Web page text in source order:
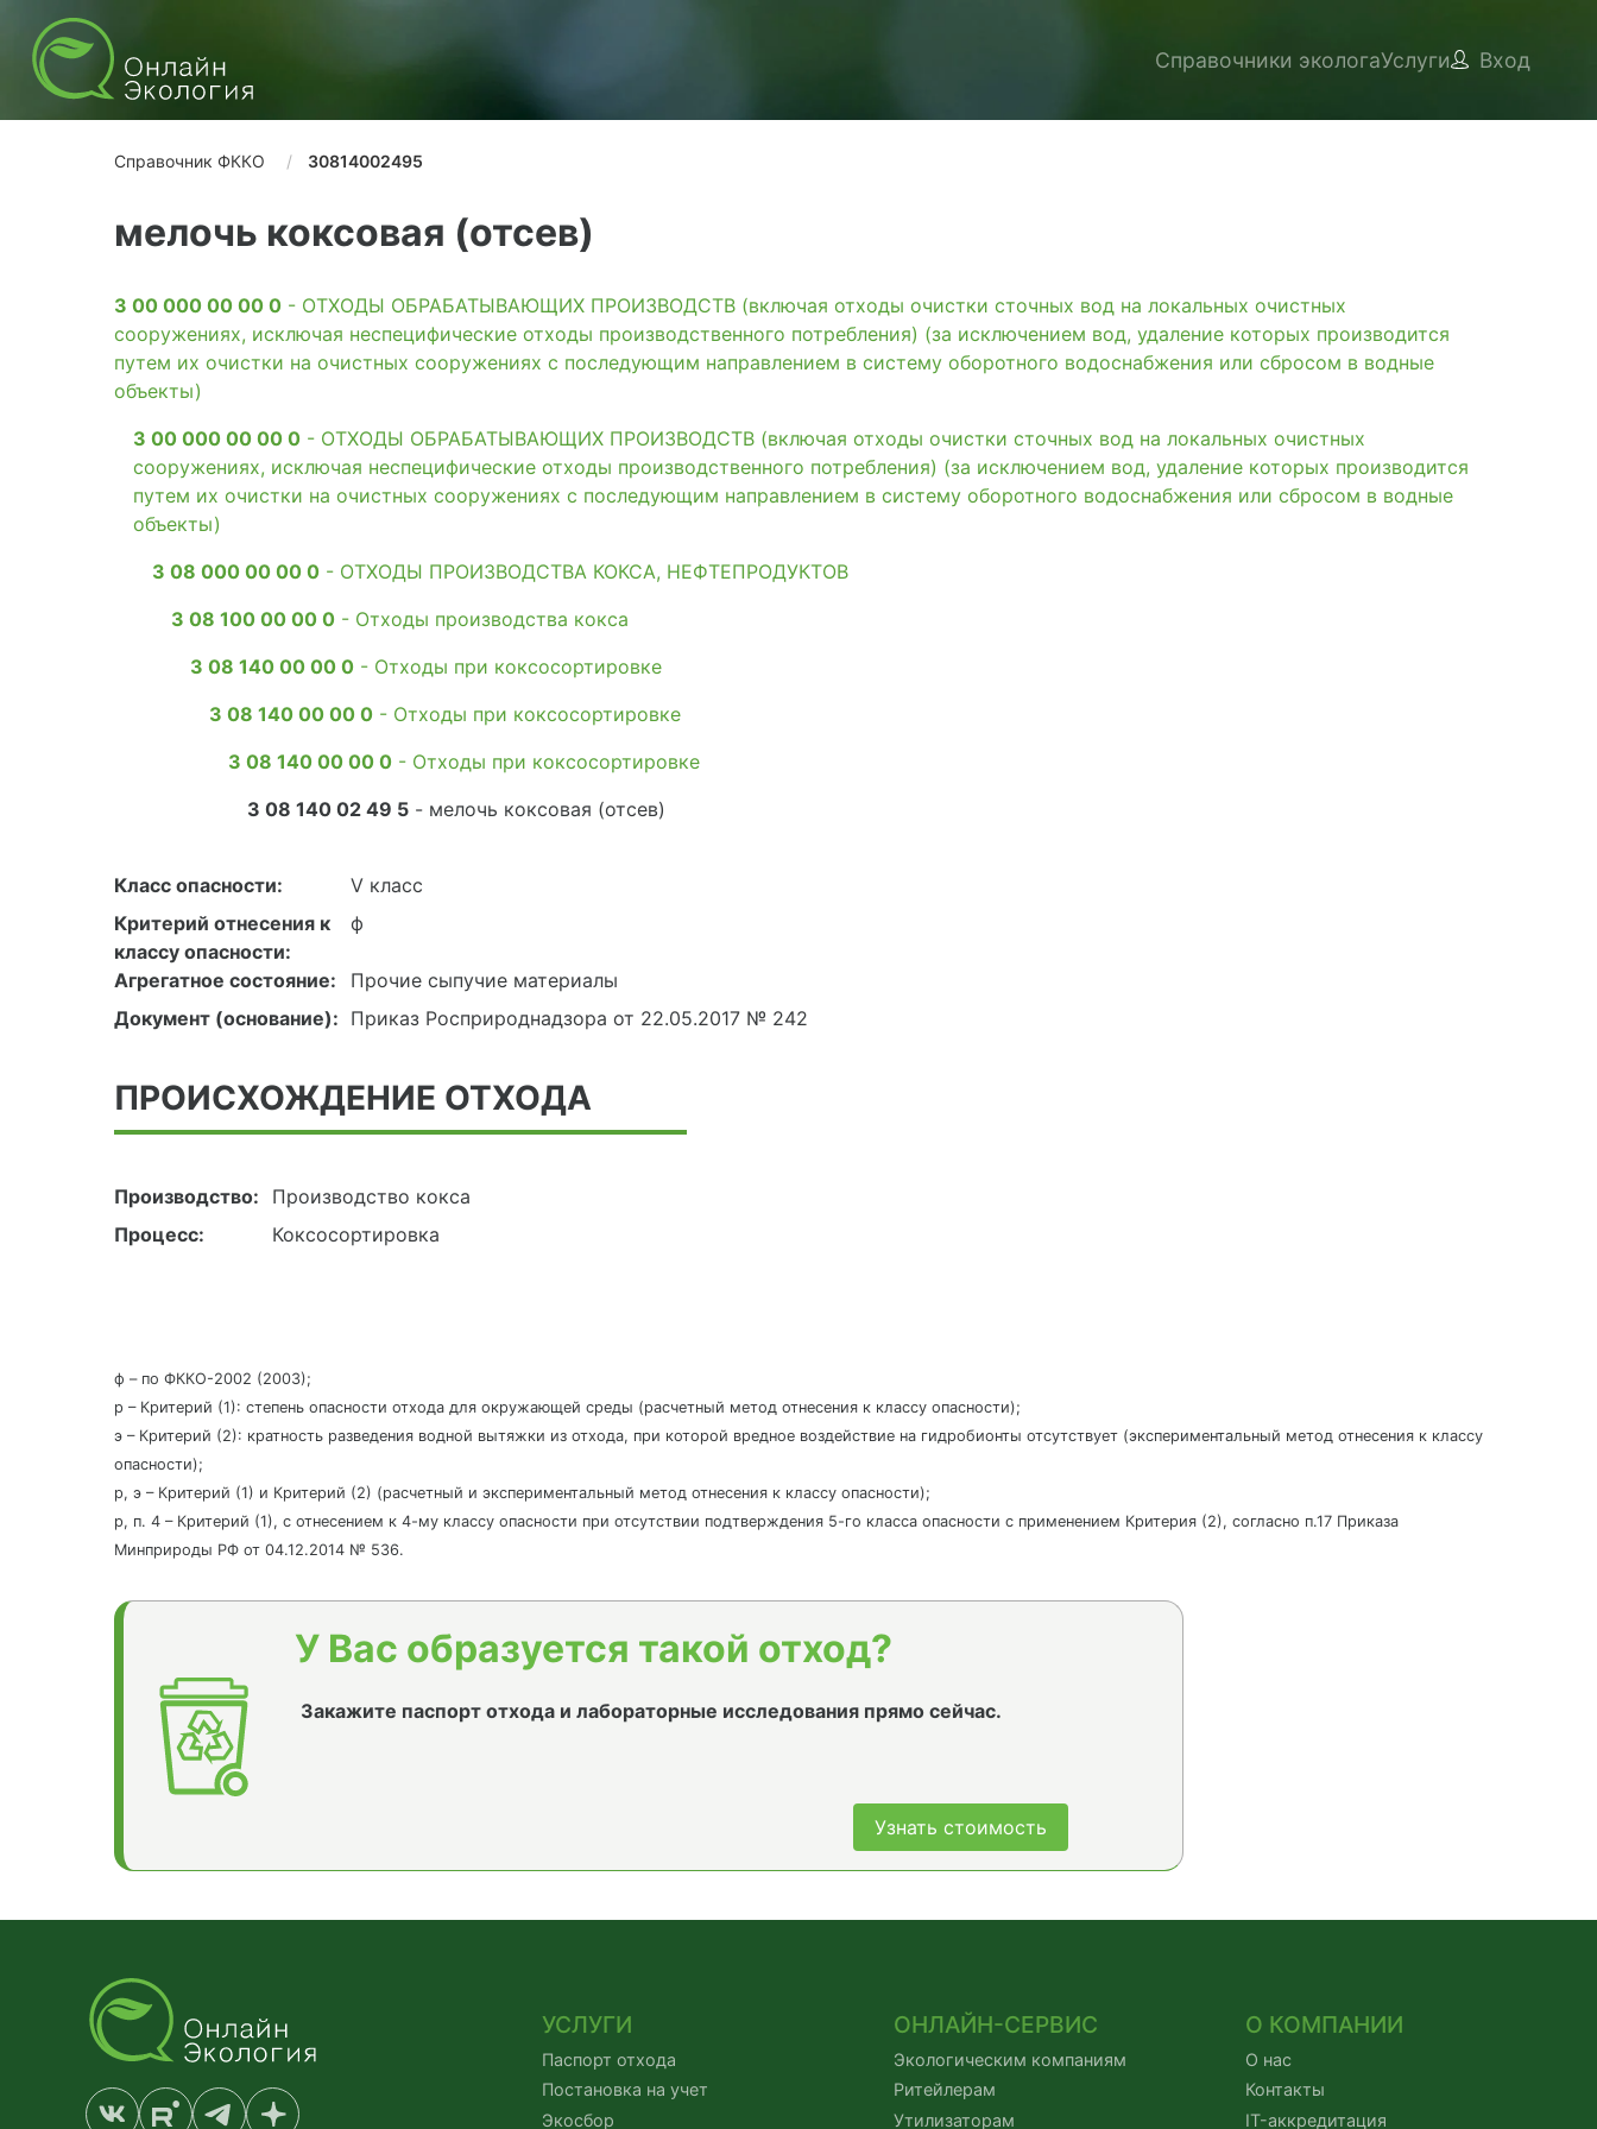
Справочники экологаУслуги Вход
Справочник ФККО 30814002495
мелочь коксовая (отсев)
3 00 000 00 00 0 - ОТХОДЫ ОБРАБАТЫВАЮЩИХ ПРОИЗВОДСТВ (включая отходы очистки сточных вод на локальных очистных
сооружениях, исключая неспецифические отходы производственного потребления) (за исключением вод, удаление которых производится
путем их очистки на очистных сооружениях с последующим направлением в систему оборотного водоснабжения или сбросом в водные
объекты)
3 00 000 00 00 0 - ОТХОДЫ ОБРАБАТЫВАЮЩИХ ПРОИЗВОДСТВ (включая отходы очистки сточных вод на локальных очистных
сооружениях, исключая неспецифические отходы производственного потребления) (за исключением вод, удаление которых производится
путем их очистки на очистных сооружениях с последующим направлением в систему оборотного водоснабжения или сбросом в водные
объекты)
3 08 000 00 00 0 - ОТХОДЫ ПРОИЗВОДСТВА КОКСА, НЕФТЕПРОДУКТОВ
3 08 100 00 00 0 - Отходы производства кокса
3 08 140 00 00 0 - Отходы при коксосортировке
3 08 140 00 00 0 - Отходы при коксосортировке
3 08 140 00 00 0 - Отходы при коксосортировке
3 08 140 02 49 5 - мелочь коксовая (отсев)
Класс опасности:
V класс
Критерий отнесения к
классу опасности:
ф
Агрегатное состояние:
Прочие сыпучие материалы
Документ (основание): Приказ Росприроднадзора от 22.05.2017 № 242
ПРОИСХОЖДЕНИЕ ОТХОДА
Производство:
Производство кокса
Процесс:
Коксосортировка
ф – по ФККО-2002 (2003);
р – Критерий (1): степень опасности отхода для окружающей среды (расчетный метод отнесения к классу опасности);
э – Критерий (2): кратность разведения водной вытяжки из отхода, при которой вредное воздействие на гидробионты отсутствует (экспериментальный метод отнесения к классу
опасности);
р, э – Критерий (1) и Критерий (2) (расчетный и экспериментальный метод отнесения к классу опасности);
р, п. 4 – Критерий (1), с отнесением к 4-му классу опасности при отсутствии подтверждения 5-го класса опасности с применением Критерия (2), согласно п.17 Приказа
Минприроды РФ от 04.12.2014 № 536.
У Вас образуется такой отход?
Закажите паспорт отхода и лабораторные исследования прямо сейчас.
Узнать стоимость
УСЛУГИ
Паспорт отхода
Постановка на учет
Экосбор
ОНЛАЙН-СЕРВИС
Экологическим компаниям
Ритейлерам
Утилизаторам
О КОМПАНИИ
О нас
Контакты
IT-аккредитация